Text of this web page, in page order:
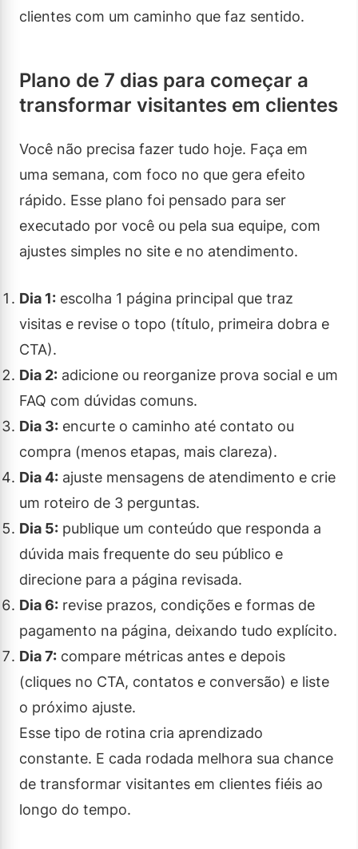
clientes com um caminho que faz sentido.
Plano de 7 dias para começar a
transformar visitantes em clientes
Você não precisa fazer tudo hoje. Faça em
uma semana, com foco no que gera efeito
rápido. Esse plano foi pensado para ser
executado por você ou pela sua equipe, com
ajustes simples no site e no atendimento.
Dia 1: escolha 1 página principal que traz
visitas e revise o topo (título, primeira dobra e
CTA).
Dia 2: adicione ou reorganize prova social e um
FAQ com dúvidas comuns.
Dia 3: encurte o caminho até contato ou
compra (menos etapas, mais clareza).
Dia 4: ajuste mensagens de atendimento e crie
um roteiro de 3 perguntas.
Dia 5: publique um conteúdo que responda a
dúvida mais frequente do seu público e
direcione para a página revisada.
Dia 6: revise prazos, condições e formas de
pagamento na página, deixando tudo explícito.
Dia 7: compare métricas antes e depois
(cliques no CTA, contatos e conversão) e liste
o próximo ajuste.
Esse tipo de rotina cria aprendizado
constante. E cada rodada melhora sua chance
de transformar visitantes em clientes fiéis ao
longo do tempo.